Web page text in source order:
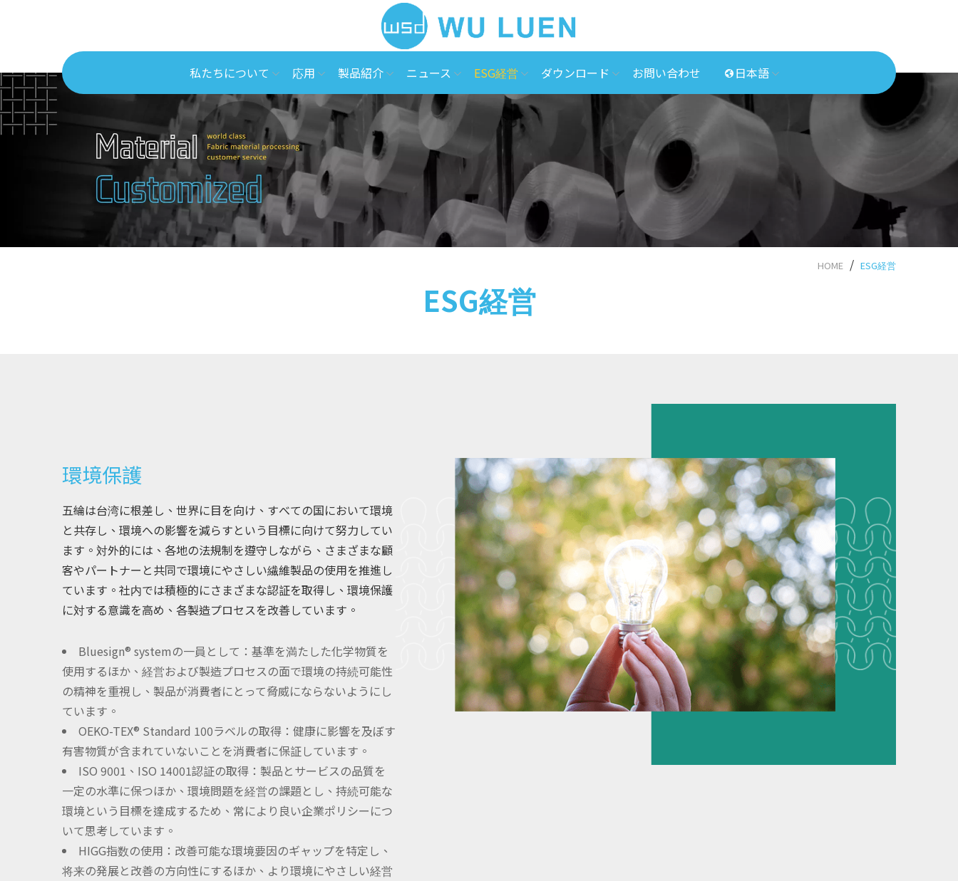
私たちについて 応用 製品紹介 ニュース ESG経営 ダウンロード お問い合わせ 日本語
HOME ESG経営
ESG経営
環境保護
五綸は台湾に根差し、世界に目を向け、すべての国において環境
と共存し、環境への影響を減らすという目標に向けて努力してい
ます。対外的には、各地の法規制を遵守しながら、さまざまな顧
客やパートナーと共同で環境にやさしい繊維製品の使用を推進し
ています。社内では積極的にさまざまな認証を取得し、環境保護
に対する意識を高め、各製造プロセスを改善しています。
Bluesign® systemの一員として：基準を満たした化学物質を
使用するほか、経営および製造プロセスの面で環境の持続可能性
の精神を重視し、製品が消費者にとって脅威にならないようにし
ています。
OEKO-TEX® Standard 100ラベルの取得：健康に影響を及ぼす
有害物質が含まれていないことを消費者に保証しています。
ISO 9001、ISO 14001認証の取得：製品とサービスの品質を
一定の水準に保つほか、環境問題を経営の課題とし、持続可能な
環境という目標を達成するため、常により良い企業ポリシーにつ
いて思考しています。
HIGG指数の使用：改善可能な環境要因のギャップを特定し、
将来の発展と改善の方向性にするほか、より環境にやさしい経営